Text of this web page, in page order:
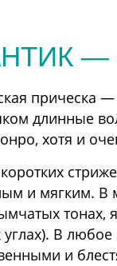
—
прическа
длинные
хотя и
и мягким. В
тонах,
углах). В
и